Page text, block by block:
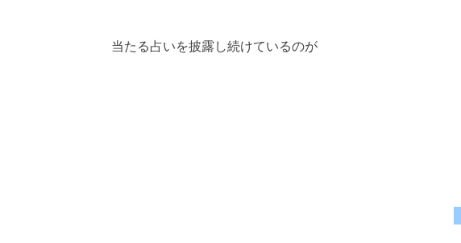
当たる占いを披露し続けているのが